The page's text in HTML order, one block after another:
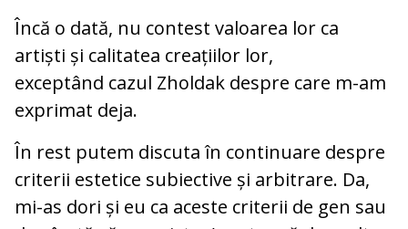
Încă o dată, nu contest valoarea lor ca
artiști și calitatea creațiilor lor,
exceptând cazul Zholdak despre care m-am
exprimat deja.
În rest putem discuta în continuare despre
criterii estetice subiective și arbitrare. Da,
mi-as dori și eu ca aceste criterii de gen sau